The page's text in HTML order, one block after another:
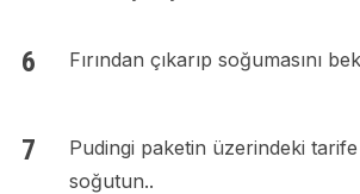
Fırından çıkarıp soğumasını
Pudingi paketin üzerindeki
soğutun..